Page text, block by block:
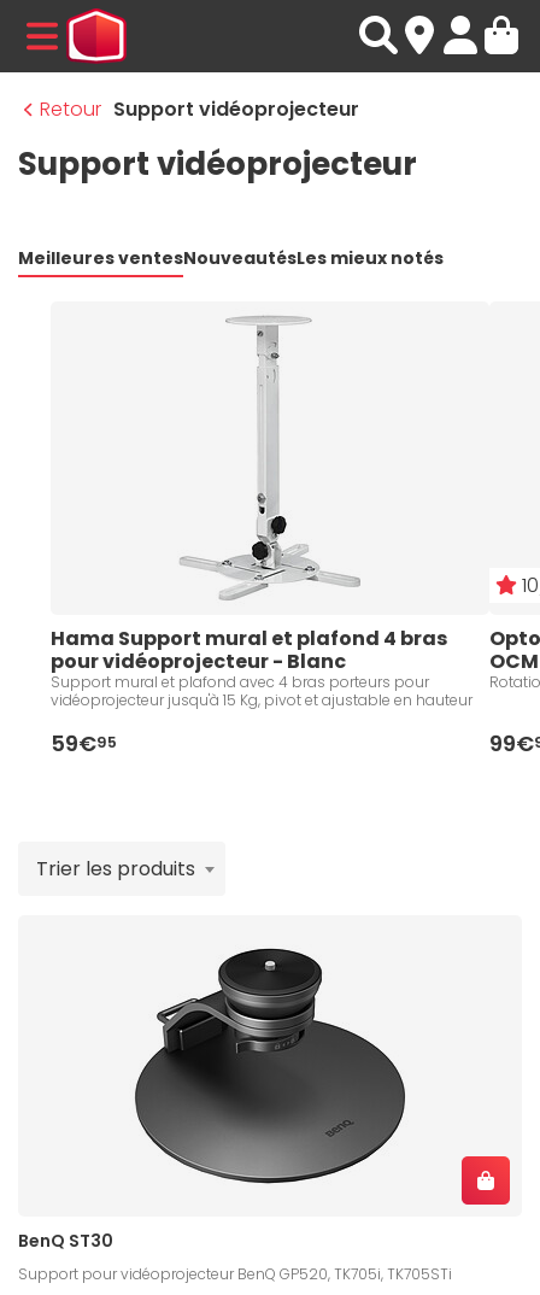
MENU
Retour Support vidéoprojecteur
Support vidéoprojecteur
Meilleures ventesNouveautésLes mieux notés
Hama Support mural et plafond 4 bras
pour vidéoprojecteur - Blanc
Support mural et plafond avec 4 bras porteurs pour
vidéoprojecteur jusqu'à 15 Kg, pivot et ajustable en hauteur
59€95 99€
Trier les produits
BenQ ST30
Support pour vidéoprojecteur BenQ GP520, TK705i, TK705STi